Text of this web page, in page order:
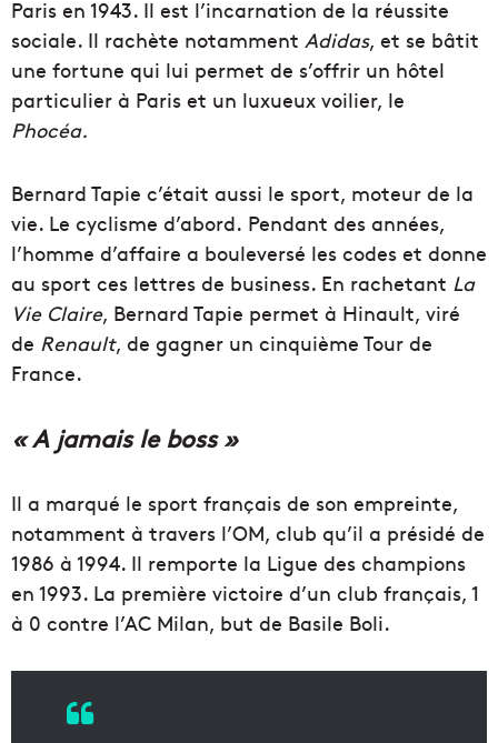
Paris en 1943. Il est l’incarnation de la réussite
sociale. Il rachète notamment Adidas, et se bâtit
une fortune qui lui permet de s’offrir un hôtel
particulier à Paris et un luxueux voilier, le
Phocéa.
Bernard Tapie c’était aussi le sport, moteur de la
vie. Le cyclisme d’abord. Pendant des années,
l’homme d’affaire a bouleversé les codes et donne
au sport ces lettres de business. En rachetant La
Vie Claire, Bernard Tapie permet à Hinault, viré
de Renault, de gagner un cinquième Tour de
France.
« A jamais le boss »
Il a marqué le sport français de son empreinte,
notamment à travers l’OM, club qu’il a présidé de
1986 à 1994. Il remporte la Ligue des champions
en 1993. La première victoire d’un club français, 1
à 0 contre l’AC Milan, but de Basile Boli.